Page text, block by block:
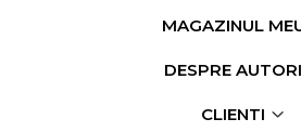
MAGAZINUL
DESPRE AUTORI
CLIENTI